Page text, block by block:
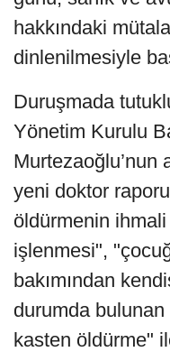
hakkındaki
dinlenilmesiyle
Duruşmada
Yönetim Kurulu
Murtezaoğlu’nun
yeni doktor
öldürmenin ihmali
işlenmesi",
bakımından
durumda bulunan
kasten öldürme"